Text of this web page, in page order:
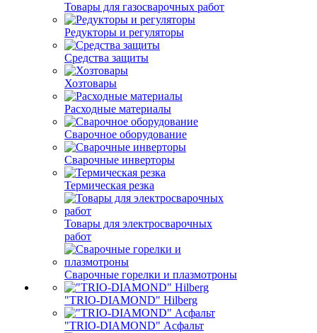
Товары для газосварочных работ
Редукторы и регуляторы
Средства защиты
Хозтовары
Расходные материалы
Сварочное оборудование
Сварочные инверторы
Термическая резка
Товары для электросварочных
работ
Сварочные горелки и плазмотроны
"TRIO-DIAMOND" Hilberg
"TRIO-DIAMOND" Асфальт